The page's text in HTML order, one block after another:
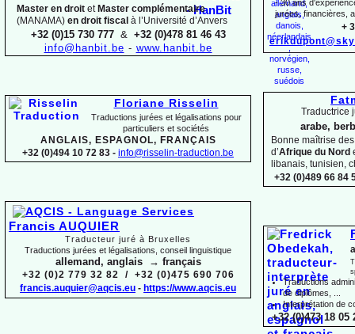
-30 ans
jurées, financières,
+
Traductrice
arabe,
Bonne maîtrise
d’Afrique du Nord
libanais, tunisien,
+32 (0)489 66 84
Traductions
de diplômes, ...
Interprétation de
+32 (0)473 18 05
Master en droit etMaster complémentaire
(MANAMA) en droit fiscal à l’Université d’Anvers
+32 (0)15 730 777& +32 (0)478 81 46 43
info@hanbit.be - www.hanbit.be
Floriane Risselin
Traductions jurées et légalisations pour
particuliers et sociétés
ANGLAIS, ESPAGNOL, FRANÇAIS
+32 (0)494 10 72 83 - info@risselin-traduction.be
Francis AUQUIER
Traducteur juré à Bruxelles
Traductions jurées et légalisations, conseil linguistique
allemand, anglais → français
+32 (0)2 779 32 82 / +32 (0)475 690 706
francis.auquier@aqcis.eu - https://www.aqcis.eu